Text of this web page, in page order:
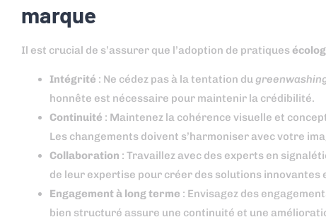
marque
Il est crucial de s’assurer que l’adoption de pratiques
Intégrité : Ne cédez pas à la tentation du
honnête est nécessaire pour maintenir la crédibilité.
Continuité : Maintenez la cohérence visuelle et
Les changements doivent s’harmoniser avec votre
Collaboration : Travaillez avec des experts en
de leur expertise pour créer des solutions innovantes
Engagement à long terme : Envisagez des
bien structuré assure une continuité et une